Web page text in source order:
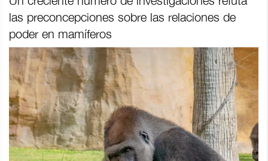
las preconcepciones sobre las relaciones de
poder en mamíferos